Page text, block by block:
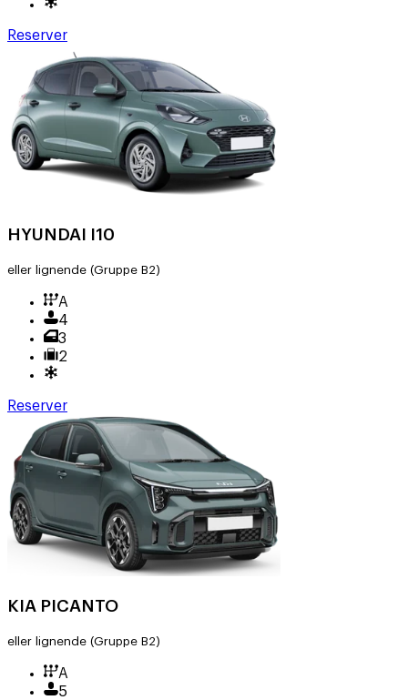
Reserver
HYUNDAI I10
eller lignende (Gruppe B2)
A
4
3
2
Reserver
KIA PICANTO
eller lignende (Gruppe B2)
A
5